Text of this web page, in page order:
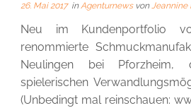
26. Mai 2017inAgenturnews vonJeannine
Neu im Kundenportfolio
renommierte
Neulingen bei
spielerischen
(Unbedingt mal reinschauen: